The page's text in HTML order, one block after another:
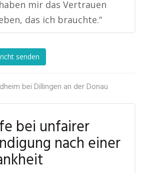
mir das Vertrauen
das ich brauchte.“
senden
bei Dillingen an der Donau
bei unfairer
nach einer